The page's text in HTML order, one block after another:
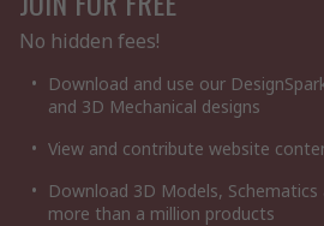
No hidden fees!
Download and use our
and 3D Mechanical designs
View and contribute website
Download 3D Models,
more than a million products